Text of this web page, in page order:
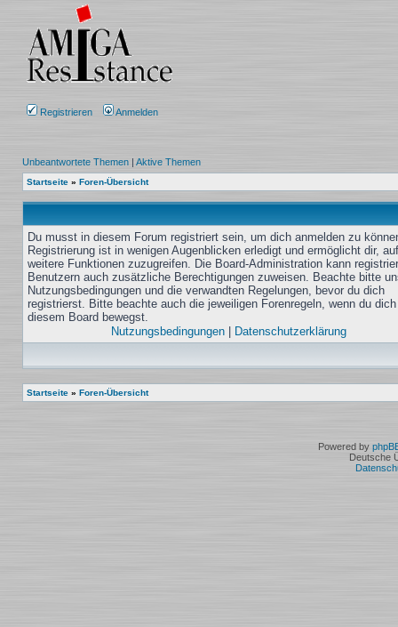
Registrieren Anmelden
Unbeantwortete Themen | Aktive Themen
Startseite » Foren-Übersicht
Du musst in diesem Forum registriert sein, um dich anmelden zu
Registrierung ist in wenigen Augenblicken erledigt und ermöglicht dir, auf
weitere Funktionen zuzugreifen. Die Board-Administration kann
Benutzern auch zusätzliche Berechtigungen zuweisen. Beachte bitte
Nutzungsbedingungen und die verwandten Regelungen, bevor du dich
registrierst. Bitte beachte auch die jeweiligen Forenregeln, wenn du
diesem Board bewegst.
Nutzungsbedingungen
Datenschutzerklärung
Startseite » Foren-Übersicht
Powered by
Deutsche